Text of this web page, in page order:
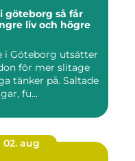
så får
liv och högre
i Göteborg utsätter
för mer slitage
tänker på. Saltade
fu...
02. aug